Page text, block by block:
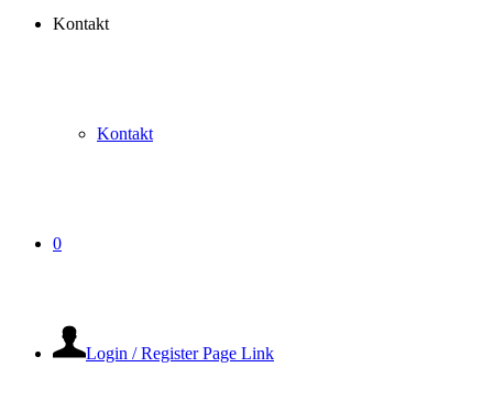
Kontakt
Kontakt
0
Login / Register Page Link